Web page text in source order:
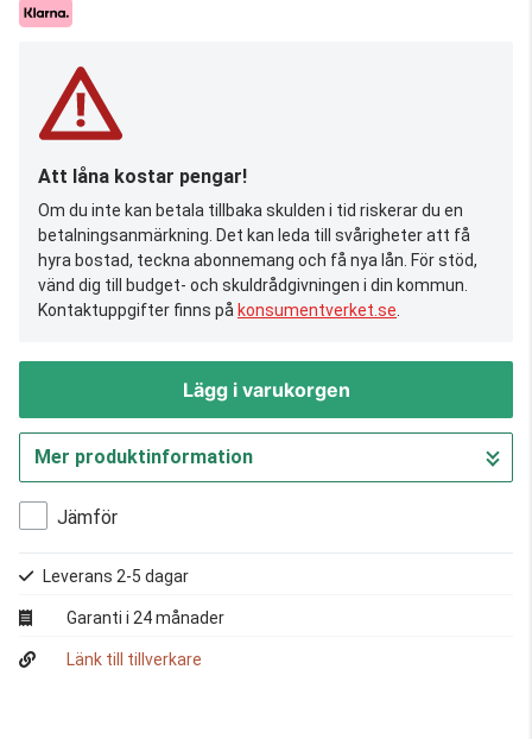
Att låna kostar pengar!
Om du inte kan betala tillbaka skulden i tid riskerar du en
betalningsanmärkning. Det kan leda till svårigheter att få
hyra bostad, teckna abonnemang och få nya lån. För stöd,
vänd dig till budget- och skuldrådgivningen i din kommun.
Kontaktuppgifter finns på konsumentverket.se
Lägg i varukorgen
Gå till kassan
Mer produktinformation
Jämför
Leverans 2-5 dagar
Garanti i 24 månader
Länk till tillverkare